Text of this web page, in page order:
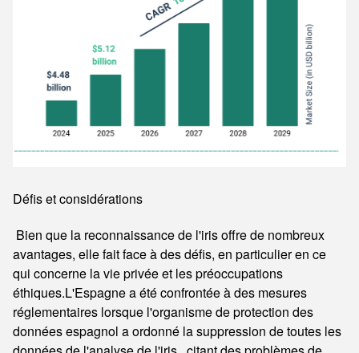
Défis et considérations
Bien que la reconnaissance de l'iris offre de nombreux
avantages, elle fait face à des défis, en particulier en ce
qui concerne la vie privée et les préoccupations
éthiques.L'Espagne a été confrontée à des mesures
réglementaires lorsque l'organisme de protection des
données espagnol a ordonné la suppression de toutes les